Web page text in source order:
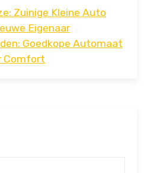
Zuinige Kleine Auto
Eigenaar
Goedkope Automaat
Comfort